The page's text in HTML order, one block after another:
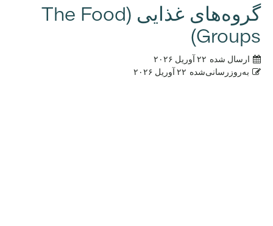
گروه‌های غذایی (The Food
Groups)
ارسال شده ۲۲ آوریل ۲۰۲۶
به‌روزرسانی‌شده ۲۲ آوریل ۲۰۲۶